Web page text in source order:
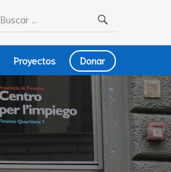
Buscar:
Proyectos Donar